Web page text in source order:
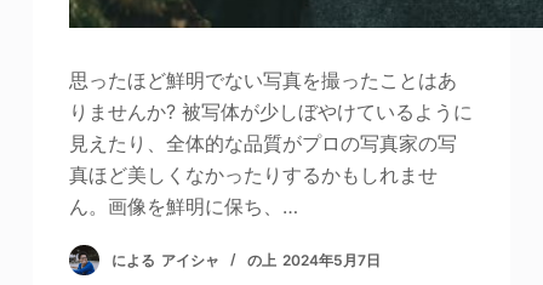
思ったほど鮮明でない写真を撮ったことはあ
りませんか? 被写体が少しぼやけているように
見えたり、全体的な品質がプロの写真家の写
真ほど美しくなかったりするかもしれませ
ん。画像を鮮明に保ち、…
による アイシャ の上 2024年5月7日